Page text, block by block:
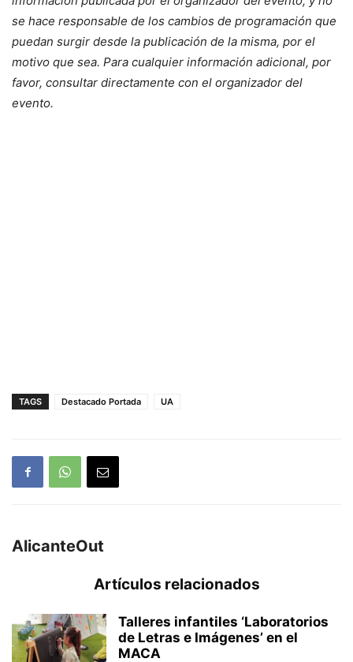
se hace responsable de los cambios de programación que
puedan surgir desde la publicación de la misma, por el
motivo que sea. Para cualquier información adicional, por
favor, consultar directamente con el organizador del
evento.
TAGS Destacado Portada UA
AlicanteOut
Artículos relacionados
Talleres infantiles ‘Laboratorios
de Letras e Imágenes’ en el
MACA